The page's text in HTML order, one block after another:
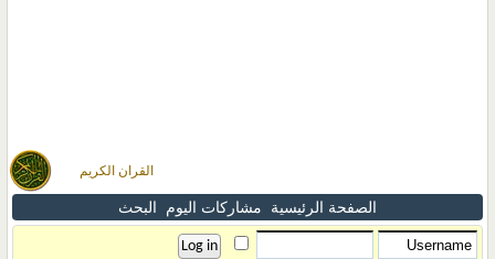
القران الكريم
الصفحة الرئيسية مشاركات اليوم البحث